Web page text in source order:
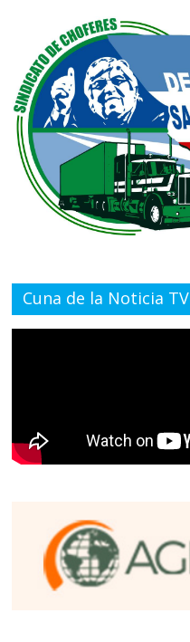
Cuna de la Noticia TV